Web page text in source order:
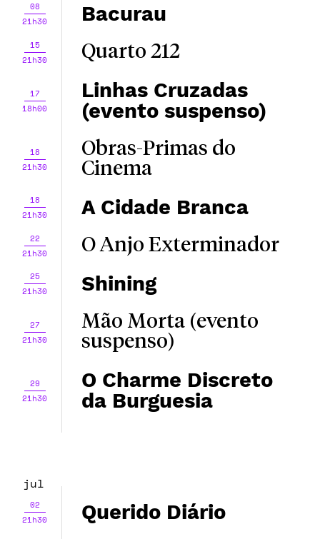
08
21h30
Bacurau
15
21h30
Quarto 212
17
18h00
Linhas Cruzadas
(evento suspenso)
18
21h30
Obras-Primas do
Cinema
18
21h30
A Cidade Branca
22
21h30
O Anjo Exterminador
25
21h30
Shining
27
21h30
Mão Morta (evento
suspenso)
29
21h30
O Charme Discreto
da Burguesia
jul
02
21h30
Querido Diário